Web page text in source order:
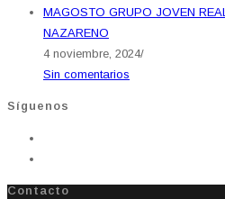
MAGOSTO GRUPO JOVEN
NAZARENO
4 noviembre, 2024/
Sin comentarios
Síguenos
Contacto